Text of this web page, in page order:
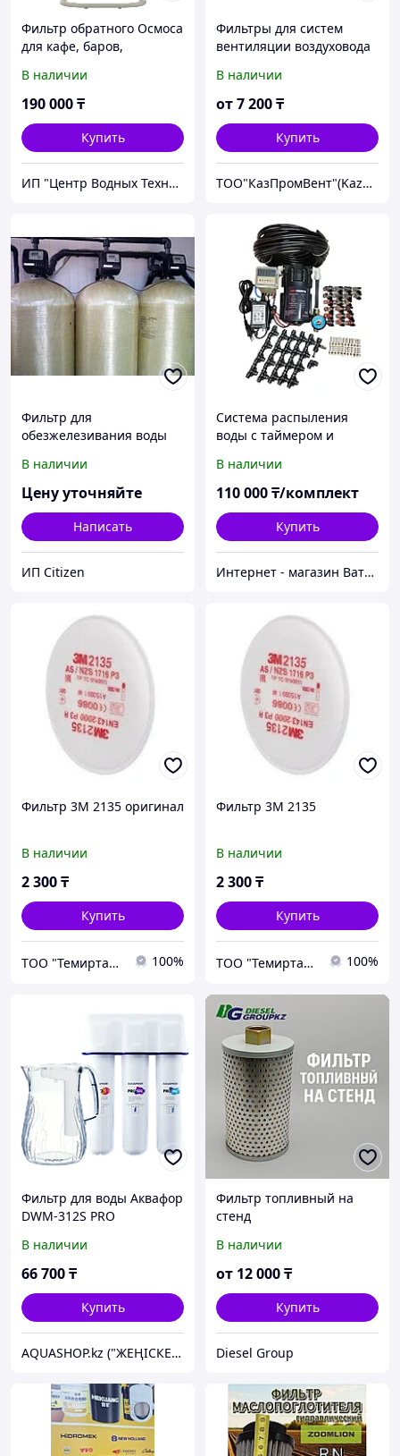
Фильтр обратного Осмоса
для кафе, баров,
детских садов, Lexpure
Fusion RO 400
В наличии
190 000₸
Купить
ИП "Центр Водных Технологий"
Фильтры для систем
вентиляции воздуховода
В наличии
от7 200₸
Купить
ТОО"КазПромВент"(KazPromVent)
Фильтр для
обезжелезивания воды
В наличии
Цену уточняйте
Написать
ИП Citizen
Система распыления
воды с таймером и
клапаном, 20 форсунок,
труба 20 м
В наличии
110 000₸/комплект
Купить
Интернет - магазин Ватцап
Фильтр 3М 2135 оригинал
В наличии
2 300₸
Купить
ТОО "Темиртауская Торговая Компания" 100%
Фильтр 3М 2135
В наличии
2 300₸
Купить
ТОО "Темиртауская Торговая Компания" 100%
Фильтр для воды Аквафор
DWM-312S PRO
В наличии
66 700₸
Купить
AQUASHOP.kz ("ЖЕҢІСКЕР" ТОО)
Фильтр топливный на
стенд
В наличии
от 12 000₸
Купить
Diesel Group